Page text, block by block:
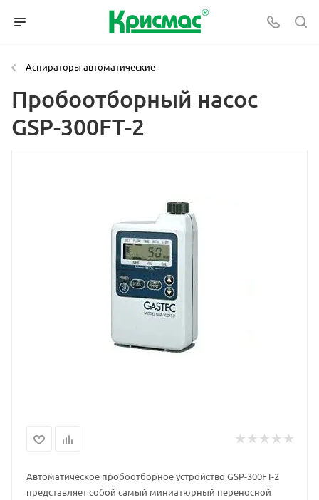
Аспираторы автоматические
Пробоотборный насос
GSP-300FT-2
Автоматическое пробоотборное устройство GSP-300FT-2
представляет собой самый миниатюрный переносной